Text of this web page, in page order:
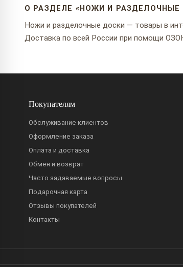
О РАЗДЕЛЕ «НОЖИ И РАЗДЕЛОЧНЫЕ
Ножи и разделочные доски — товары в
Доставка по всей России при помощи
Покупателям
Обслуживание клиентов
Оформление заказа
Оплата и доставка
Обмен и возврат
Часто задаваемые вопросы
Подарочная карта
Отзывы покупателей
Контакты